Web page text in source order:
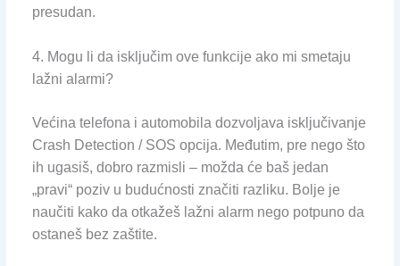
presudan.
4. Mogu li da isključim ove funkcije ako mi smetaju
lažni alarmi?
Većina telefona i automobila dozvoljava isključivanje
Crash Detection / SOS opcija. Međutim, pre nego što
ih ugasiš, dobro razmisli – možda će baš jedan
„pravi“ poziv u budućnosti značiti razliku. Bolje je
naučiti kako da otkažeš lažni alarm nego potpuno da
ostaneš bez zaštite.